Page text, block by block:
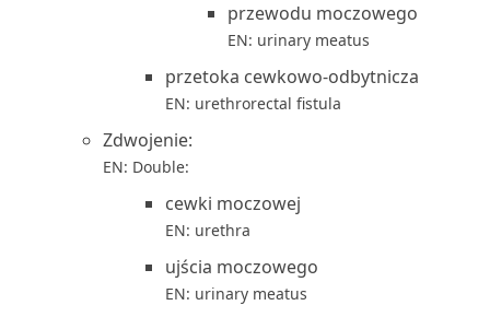
przewodu moczowego
EN: urinary meatus
przetoka cewkowo-odbytnicza
EN: urethrorectal fistula
Zdwojenie:
EN: Double:
cewki moczowej
EN: urethra
ujścia moczowego
EN: urinary meatus